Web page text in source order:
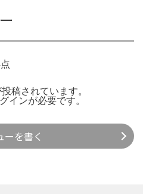
稿されています。
インが必要です。
ーを書く